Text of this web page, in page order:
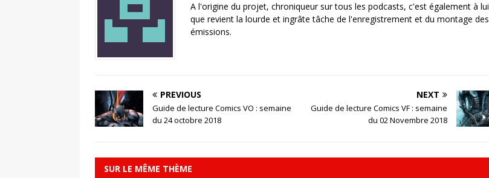
A l'origine du projet, chroniqueur sur tous les podcasts, c'est également à lui
que revient la lourde et ingrâte tâche de l'enregistrement et du montage des
émissions.
PREVIOUS
Guide de lecture Comics VO : semaine
du 24 octobre 2018
NEXT
Guide de lecture Comics VF : semaine
du 02 Novembre 2018
SUR LE MÊME THÈME